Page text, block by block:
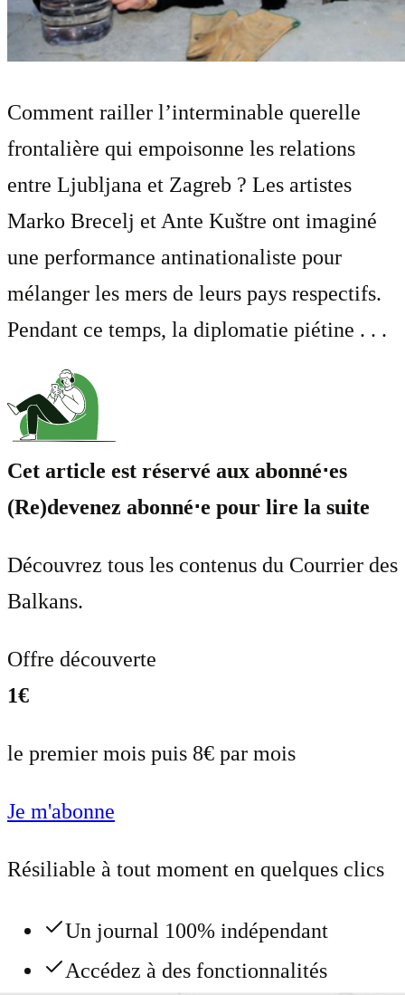
Comment railler l’interminable querelle
frontalière qui empoisonne les relations
entre Ljubljana et Zagreb ? Les artistes
Marko Brecelj et Ante Kuštre ont imaginé
une performance antinationaliste pour
mélanger les mers de leurs pays respectifs.
Pendant ce temps, la diplomatie piétine . . .
Cet article est réservé aux abonné⋅es
(Re)devenez abonné⋅e pour lire la suite
Découvrez tous les contenus du Courrier des
Balkans.
Offre découverte
1€
le premier mois puis 8€ par mois
Je m'abonne
Résiliable à tout moment en quelques clics
Un journal 100% indépendant
Accédez à des fonctionnalités